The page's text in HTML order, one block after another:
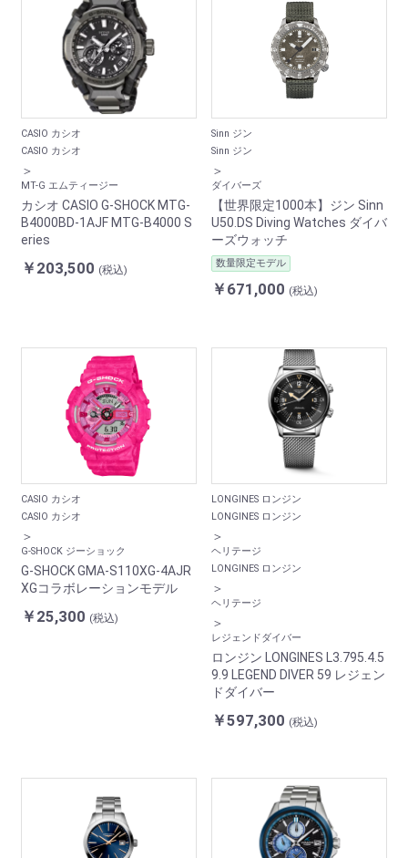
CASIO カシオ
CASIO カシオ
＞
MT-G エムティージー
カシオ CASIO G-SHOCK MTG-
B4000BD-1AJF MTG-B4000 S
eries
￥203,500 (税込)
Sinn ジン
Sinn ジン
＞
ダイバーズ
【世界限定1000本】ジン Sinn
U50.DS Diving Watches ダイバ
ーズウォッチ
数量限定モデル
￥671,000 (税込)
CASIO カシオ
CASIO カシオ
＞
G-SHOCK ジーショック
G-SHOCK GMA-S110XG-4AJR
XGコラボレーションモデル
￥25,300 (税込)
LONGINES ロンジン
LONGINES ロンジン
＞
ヘリテージ
LONGINES ロンジン
＞
ヘリテージ
＞
レジェンドダイバー
ロンジン LONGINES L3.795.4.5
9.9 LEGEND DIVER 59 レジェン
ドダイバー
￥597,300 (税込)